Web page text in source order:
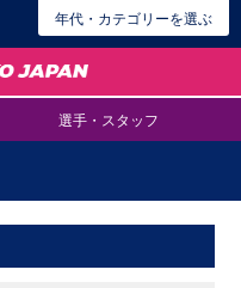
年代・カテゴリーを選ぶ
選手・スタッフ